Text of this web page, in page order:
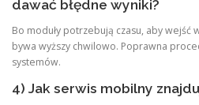
dawać błędne wyniki?
Bo moduły potrzebują czasu, aby wejść
bywa wyższy chwilowo. Poprawna
systemów.
4) Jak serwis mobilny